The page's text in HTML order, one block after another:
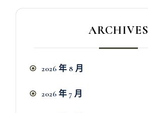
ARCHIVES
2026 年 8 月
2026 年 7 月